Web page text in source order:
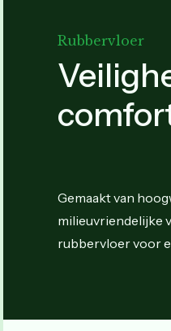
Rubbervloer
Gemaakt van
milieuvriendelijke
rubbervloer voor